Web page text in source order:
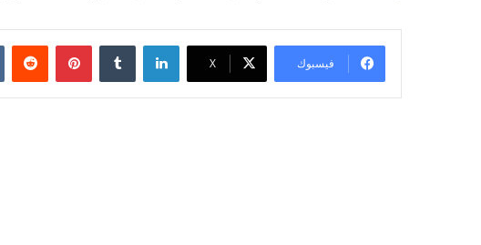
فيسبوك ‫X
لينكدإن بينتيريست